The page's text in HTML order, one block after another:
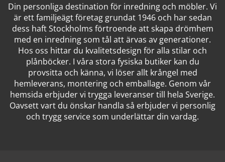
Din personliga destination för inredning och möbler. Vi
är ett familjeägt företag grundat 1946 och har sedan
dess haft Stockholms förtroende att skapa drömhem
med en inredning som tål att ärvas av generationer.
Hos oss hittar du kvalitetsdesign för alla stilar och
plånböcker. I våra stora fysiska butiker kan du
provsitta och känna, vi löser allt krångel med
hemleverans, montering och emballage. Genom vår
hemsida erbjuder vi trygga leveranser till hela Sverige.
Oavsett vart du önskar handla så erbjuder vi personlig
och trygg service som underlättar din vardag.